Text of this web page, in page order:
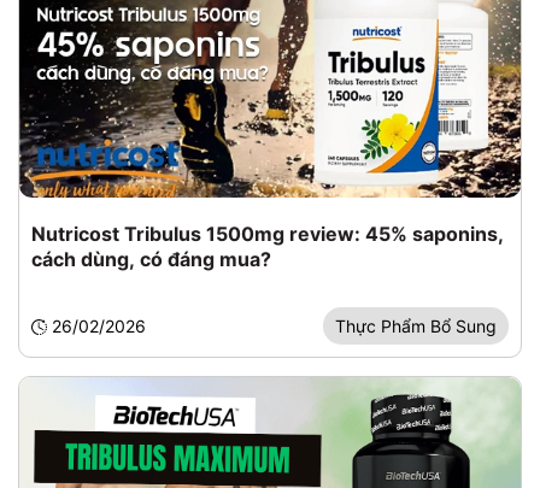
Nutricost Tribulus 1500mg review: 45% saponins,
cách dùng, có đáng mua?
26/02/2026 Thực Phẩm Bổ Sung